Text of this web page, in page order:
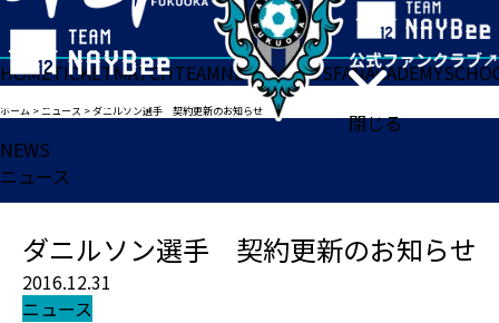
閉じる
HOMETICKETMATCHTEAMNEWSGOODSFANACADEMY
ホーム >ニュース >ダニルソン選手 契約更新のお知らせ
NEWS
ニュース
ダニルソン選手 契約更新のお知らせ
2016.12.31
ニュース